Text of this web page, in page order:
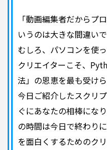
「動画編集者だからプ
いうのは大きな間違いで
むしろ、パソコンを使
クリエイターこそ、
法」の恩恵を最も受けら
今日ご紹介したスクリ
ぐにあなたの相棒にな
の時間は今日で終わり
を面白くするためのク